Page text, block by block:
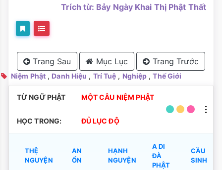
Trích từ: Bảy Ngày Khai Thị Phật Thất
Trang Sau Mục Lục Trang Trước
Niệm Phật , Danh Hiệu , Trí Tuệ , Nghiệp ,Thế Giới
TỪ NGỮ PHẬT
HỌC TRONG:
MỘT CÂU NIỆM PHẬT
ĐỦ LỤC ĐỘ
THỆ
NGUYỆN
AN
ỔN
HẠNH
NGUYỆN
A DI
ĐÀ
PHẬT
CẦU
SINH